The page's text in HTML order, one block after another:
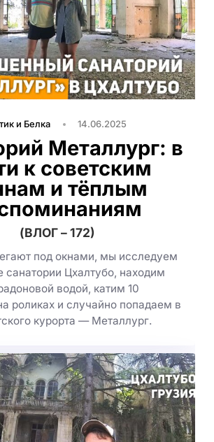
и Белка 14.06.2025
Металлург: в
к советским
и тёплым
(ВЛОГ – 172)
под окнами, мы исследуем
Цхалтубо, находим
водой, катим 10
роликах и случайно попадаем в
курорта — Металлург.